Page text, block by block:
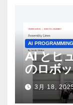
AI PROGRAMMING
AI とヒ
のロボ
3月 18,